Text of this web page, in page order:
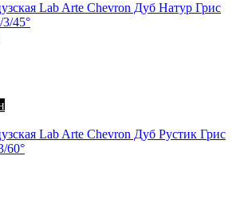
Lab Arte Chevron Дуб Натур Грис
45°
Lab Arte Chevron Дуб Рустик Грис
60°